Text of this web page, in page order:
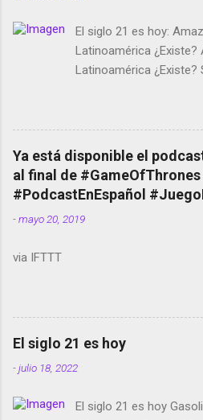
El siglo 21 es hoy:
Latinoamérica
Latinoamérica ¿Existe?
temporada de Black
cuentas Responden
copyright en Instagram
red social Riddley
película Francisco
smartphone en sus
Media GoBee - StartUp
Live Photos en
Dictados en Android El
Ya está disponible el
al final de #GameOfThrones
#PodcastEnEspañol
-mayo 20, 2019
via IFTTT
El siglo 21 es hoy
-julio 18, 2022
El siglo 21 es hoy